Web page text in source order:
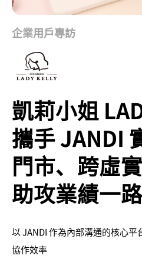
企業用戶專訪
凱莉小姐
攜手 JANDI
門市、跨虛
助攻業績一
以 JANDI 作為內部溝通的核心
協作效率